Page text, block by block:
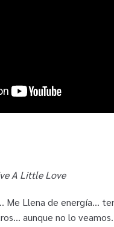
A Little Love
Me Llena de energía…
aunque no lo veamos.